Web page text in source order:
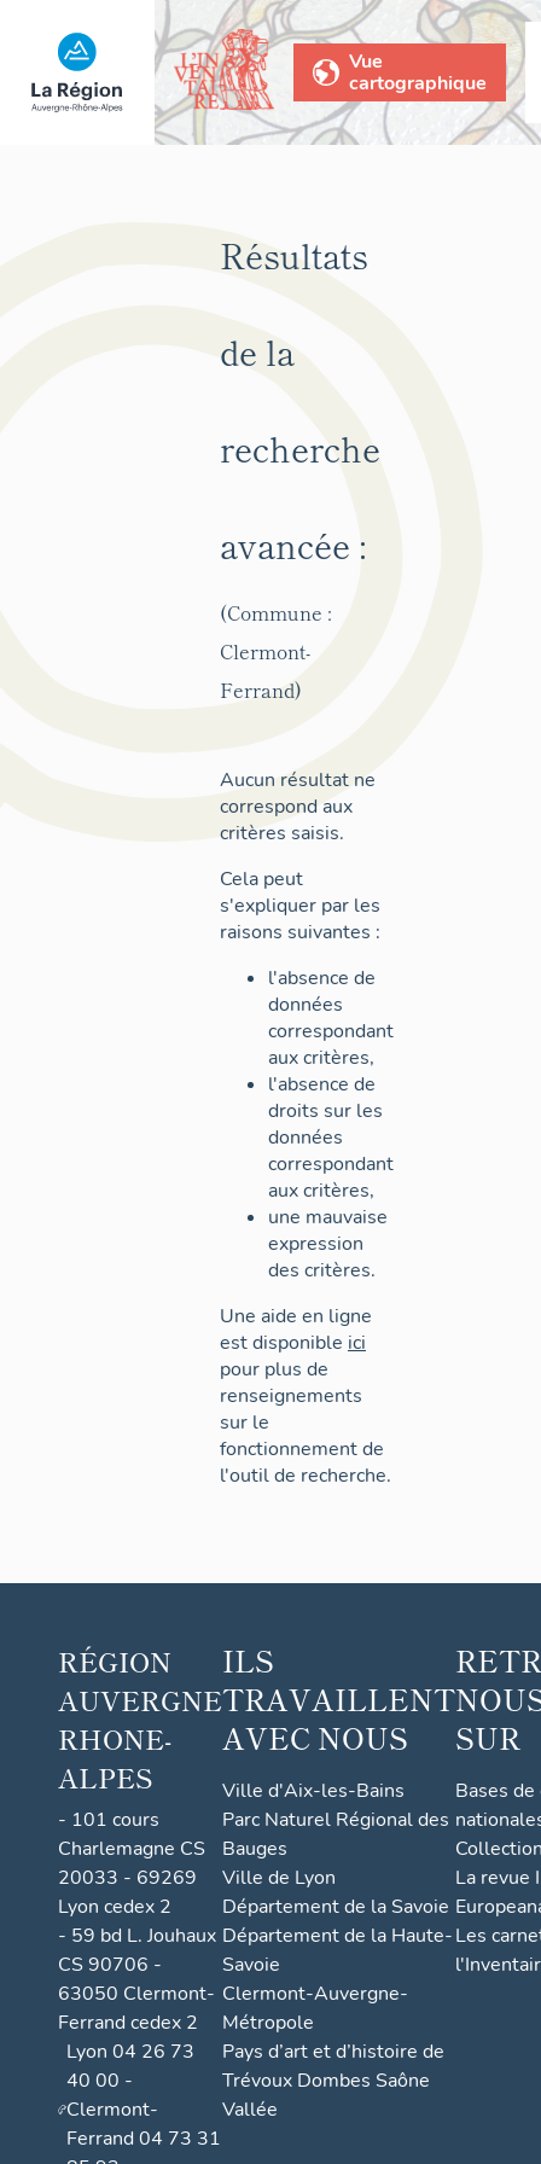
Vue
cartographique
Résultats
de la
recherche
avancée :
(Commune :
Clermont-
Ferrand)
Aucun résultat ne
correspond aux
critères saisis.
Cela peut
s'expliquer par les
raisons suivantes :
l'absence de
données
correspondant
aux critères,
l'absence de
droits sur les
données
correspondant
aux critères,
une mauvaise
expression
des critères.
Une aide en ligne
est disponible ici
pour plus de
renseignements
sur le
fonctionnement de
l'outil de recherche.
RÉGION
AUVERGNE
RHONE-
ALPES
- 101 cours
Charlemagne CS
20033 - 69269
Lyon cedex 2
- 59 bd L. Jouhaux
CS 90706 -
63050 Clermont-
Ferrand cedex 2
Lyon 04 26 73
40 00 -
Clermont-
Ferrand 04 73 31
ILS
TRAVAILLENT
AVEC NOUS
Ville d'Aix-les-Bains
Parc Naturel Régional des
Bauges
Ville de Lyon
Département de la Savoie
Département de la Haute-
Savoie
Clermont-Auvergne-
Métropole
Pays d’art et d’histoire de
Trévoux Dombes Saône
Vallée
SUR
Bases
La revue
Les